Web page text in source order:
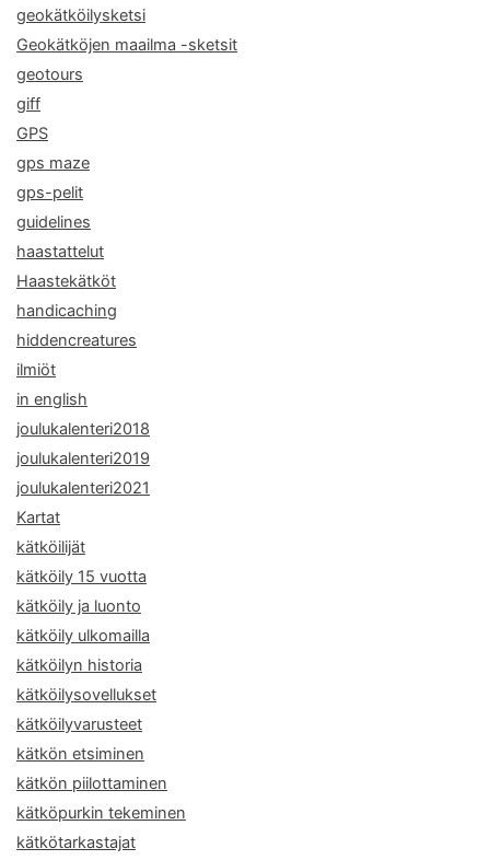
geokätköilysketsi
Geokätköjen maailma -sketsit
geotours
giff
GPS
gps maze
gps-pelit
guidelines
haastattelut
Haastekätköt
handicaching
hiddencreatures
ilmiöt
in english
joulukalenteri2018
joulukalenteri2019
joulukalenteri2021
Kartat
kätköilijät
kätköily 15 vuotta
kätköily ja luonto
kätköily ulkomailla
kätköilyn historia
kätköilysovellukset
kätköilyvarusteet
kätkön etsiminen
kätkön piilottaminen
kätköpurkin tekeminen
kätkötarkastajat